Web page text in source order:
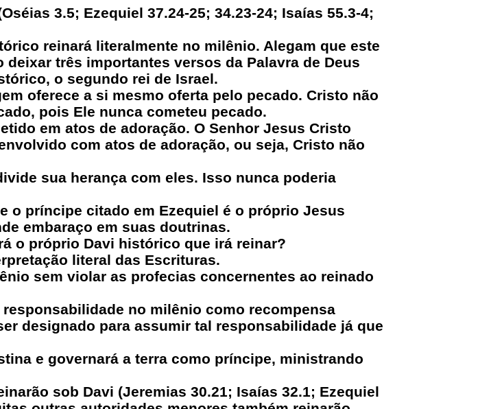
3.5; Ezequiel 37.24-25; 34.23-24; Isaías 55.3-4;
reinará literalmente no milênio. Alegam que este
três importantes versos da Palavra de Deus
o segundo rei de Israel.
oferece a si mesmo oferta pelo pecado. Cristo não
pois Ele nunca cometeu pecado.
em atos de adoração. O Senhor Jesus Cristo
com atos de adoração, ou seja, Cristo não
sua herança com eles. Isso nunca poderia
o príncipe citado em Ezequiel é o próprio Jesus
embaraço em suas doutrinas.
o próprio Davi histórico que irá reinar?
literal das Escrituras.
sem violar as profecias concernentes ao reinado
no milênio como recompensa
designado para assumir tal responsabilidade já que
e governará a terra como príncipe, ministrando
sob Davi (Jeremias 30.21; Isaías 32.1; Ezequiel